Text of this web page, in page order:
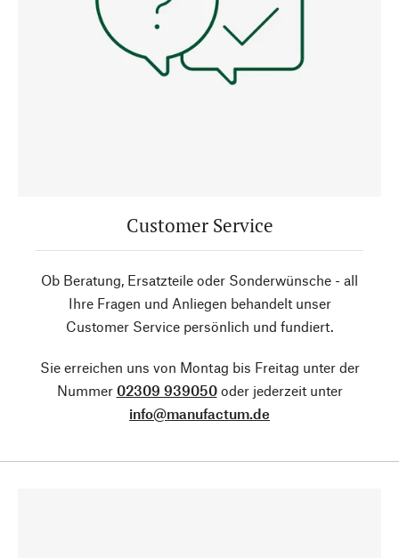
Customer Service
Ob Beratung, Ersatzteile oder Sonderwünsche - all
Ihre Fragen und Anliegen behandelt unser
Customer Service persönlich und fundiert.
Sie erreichen uns von Montag bis Freitag unter der
Nummer 02309 939050oder jederzeit unter
info@manufactum.de